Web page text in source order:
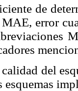
de
error
del
esquemas